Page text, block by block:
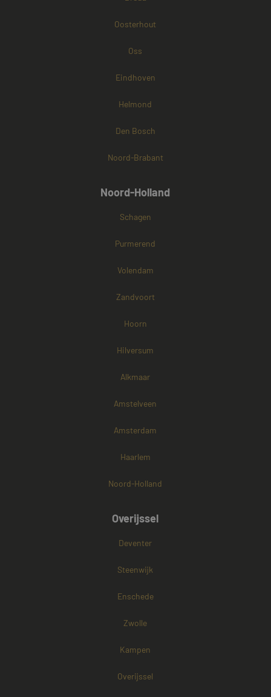
Oosterhout
Oss
Eindhoven
Helmond
Den Bosch
Noord-Brabant
Noord-Holland
Schagen
Purmerend
Volendam
Zandvoort
Hoorn
Hilversum
Alkmaar
Amstelveen
Amsterdam
Haarlem
Noord-Holland
Overijssel
Deventer
Steenwijk
Enschede
Zwolle
Kampen
Overijssel